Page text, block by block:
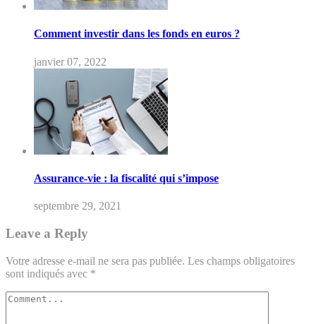
Comment investir dans les fonds en euros ?
janvier 07, 2022
Assurance-vie : la fiscalité qui s’impose
septembre 29, 2021
Leave a Reply
Votre adresse e-mail ne sera pas publiée. Les champs obligatoires
sont indiqués avec *